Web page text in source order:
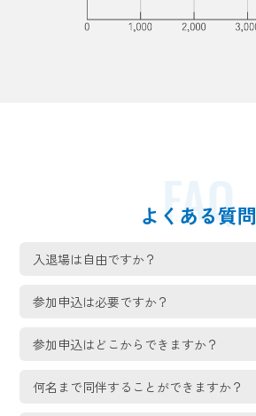
よくある質問
FAQ
入退場は自由ですか？
参加申込は必要ですか？
参加申込はどこからできますか？
何名まで同伴することができますか？